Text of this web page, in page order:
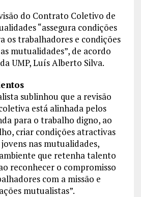
do Contrato Coletivo de
“assegura condições
os trabalhadores e condições
mutualidades”, de acordo
UMP, Luís Alberto Silva.
sublinhou que a revisão
está alinhada pelos
para o trabalho digno, ao
criar condições atractivas
nas mutualidades,
que retenha talento
reconhecer o compromisso
com a missão e
mutualistas”.